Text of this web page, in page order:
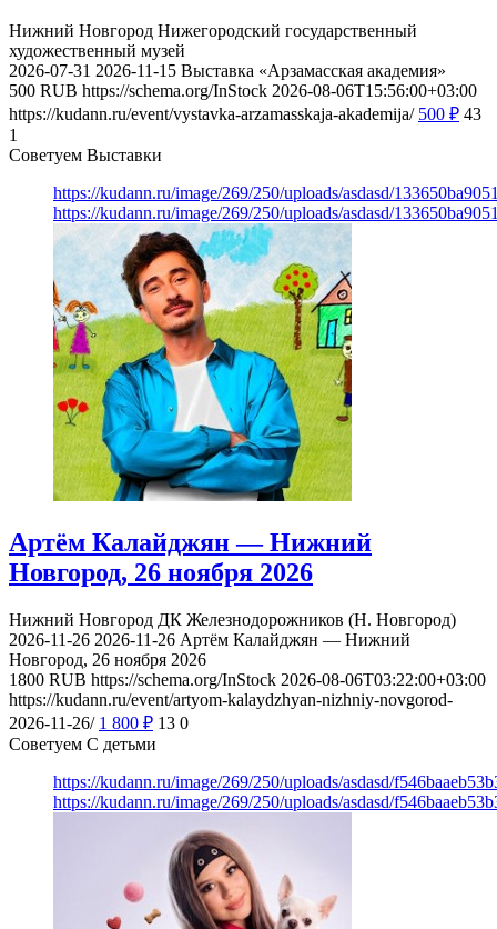
Нижний Новгород Нижегородский государственный
художественный музей
2026-07-31 2026-11-15 Выставка «Арзамасская академия»
500 RUB https://schema.org/InStock 2026-08-06T15:56:00+03:00
https://kudann.ru/event/vystavka-arzamasskaja-akademija/ 500 ₽ 43
1
Советуем Выставки
https://kudann.ru/image/269/250/uploads/asdasd/
https://kudann.ru/image/269/250/uploads/asdasd/
Артём Калайджян — Нижний
Новгород, 26 ноября 2026
Нижний Новгород ДК Железнодорожников (Н. Новгород)
2026-11-26 2026-11-26 Артём Калайджян — Нижний
Новгород, 26 ноября 2026
1800 RUB https://schema.org/InStock 2026-08-06T03:22:00+03:00
https://kudann.ru/event/artyom-kalaydzhyan-nizhniy-novgorod-
2026-11-26/ 1 800 ₽ 13 0
Советуем С детьми
https://kudann.ru/image/269/250/uploads/asdasd/
https://kudann.ru/image/269/250/uploads/asdasd/